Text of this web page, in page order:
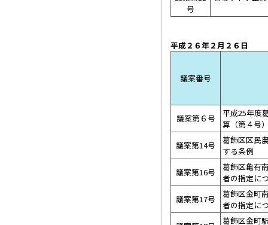
号
平成２６年２月２６
議案番号
議案第６号
平成25年度
算（第４号
議案第14号
葛飾区区民
する条例
議案第16号
葛飾区亀有
者の指定に
議案第17号
葛飾区金町
者の指定に
葛飾区金町